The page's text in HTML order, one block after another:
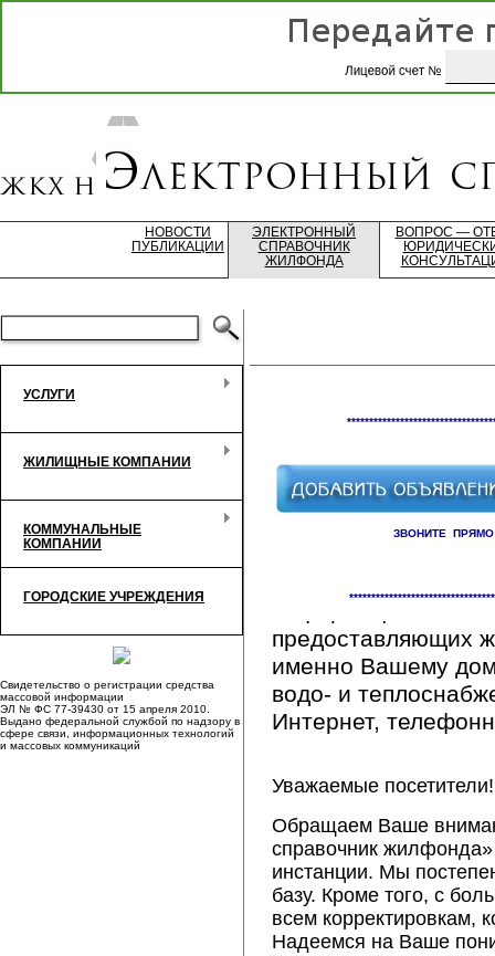
НОВОСТИ
ПУБЛИКАЦИИ
ЭЛЕКТРОННЫЙ
СПРАВОЧНИК
ЖИЛФОНДА
ВОПРОС —
УСЛУГИ
ЖИЛИЩНЫЕ КОМПАНИИ
КОММУНАЛЬНЫЕ
КОМПАНИИ
ГОРОДСКИЕ УЧРЕЖДЕНИЯ
Свидетельство о регистрации средства
массовой информации
ЭЛ № ФС 77-39430 от 15 апреля 2010.
Выдано федеральной службой по надзору в
сфере связи, информационных технологий
и массовых коммуникаций
ЗВОНИТЕ
предоставляющих
именно Вашему
водо- и
Интернет,
Уважаемые посетители!
Обращаем Ваше
справочник
инстанции. Мы
базу. Кроме того, с
всем корректировкам,
Надеемся на Ваше